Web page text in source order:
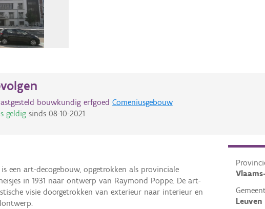
bouwkundig erfgoed Comeniusgebouw
geldigsinds 08-10-2021
Leuven
een art-decogebouw, opgetrokken als provinciale
in 1931 naar ontwerp van Raymond Poppe. De art-
visie doorgetrokken van exterieur naar interieur en